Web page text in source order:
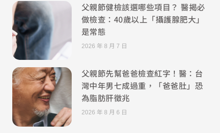
父親節健檢該選哪些項目？ 醫揭必
做檢查：40歲以上「攝護腺肥大」
是常態
2026 年 8 月 7 日
父親節先幫爸爸檢查紅字！醫：台
灣中年男七成過重，「爸爸肚」恐
為脂肪肝徵兆
2026 年 8 月 6 日